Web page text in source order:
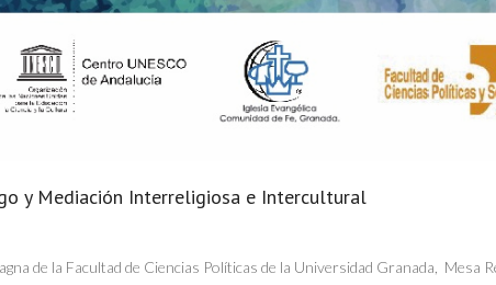
y Mediación Interreligiosa e Intercultural
de la Facultad de Ciencias Políticas de la Universidad Granada,